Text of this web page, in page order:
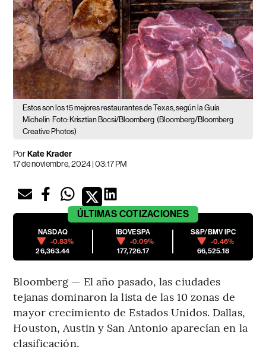
Estos son los 15 mejores restaurantes de Texas, según la Guía
Michelin Foto: Krisztian Bocsi/Bloomberg (Bloomberg/Bloomberg
Creative Photos)
PorKate Krader
17 de noviembre, 2024 | 03:17 PM
ÚLTIMAS COTIZACIONES
NASDAQ
-0.83%
26,363.44
IBOVESPA
-0.09%
177,726.17
S&P/BMV IPC
-0.46%
66,525.18
Bloomberg — El año pasado, las ciudades
tejanas dominaron la lista de las 10 zonas de
mayor crecimiento de Estados Unidos. Dallas,
Houston, Austin y San Antonio aparecían en la
clasificación.